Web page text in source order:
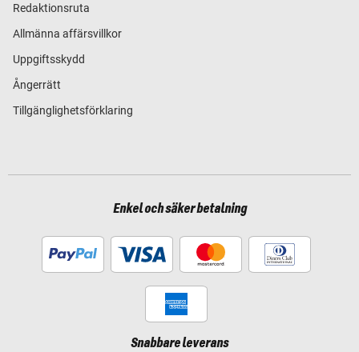
Redaktionsruta
Allmänna affärsvillkor
Uppgiftsskydd
Ångerrätt
Tillgänglighetsförklaring
Enkel och säker betalning
Snabbare leverans